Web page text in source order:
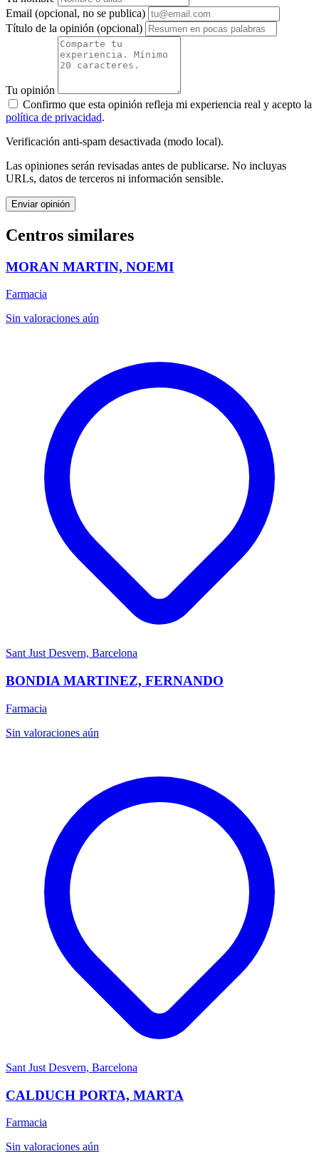
Email (opcional, no se publica)
Título de la opinión (opcional)
Tu opinión
Confirmo que esta opinión refleja mi experiencia real y acepto la
política de privacidad.
Verificación anti-spam desactivada (modo local).
Las opiniones serán revisadas antes de publicarse. No incluyas
URLs, datos de terceros ni información sensible.
Enviar opinión
Centros similares
MORAN MARTIN, NOEMI
Farmacia
Sin valoraciones aún
Sant Just Desvern, Barcelona
BONDIA MARTINEZ, FERNANDO
Farmacia
Sin valoraciones aún
Sant Just Desvern, Barcelona
CALDUCH PORTA, MARTA
Farmacia
Sin valoraciones aún